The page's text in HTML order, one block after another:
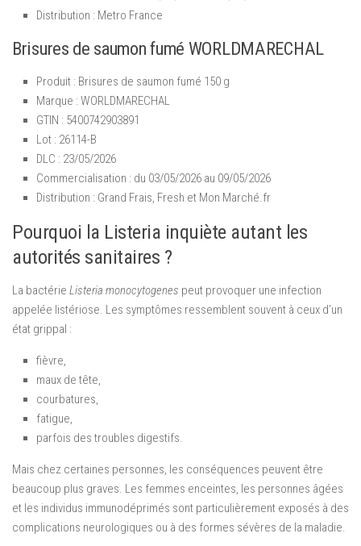
Distribution : Metro France
Brisures de saumon fumé WORLDMARECHAL
Produit : Brisures de saumon fumé 150 g
Marque : WORLDMARECHAL
GTIN : 5400742903891
Lot : 26114-B
DLC : 23/05/2026
Commercialisation : du 03/05/2026 au 09/05/2026
Distribution : Grand Frais, Fresh et Mon Marché.fr
Pourquoi la Listeria inquiète autant les
autorités sanitaires ?
La bactérie Listeria monocytogenes peut provoquer une infection
appelée listériose. Les symptômes ressemblent souvent à ceux d’un
état grippal :
fièvre,
maux de tête,
courbatures,
fatigue,
parfois des troubles digestifs.
Mais chez certaines personnes, les conséquences peuvent être
beaucoup plus graves. Les femmes enceintes, les personnes âgées
et les individus immunodéprimés sont particulièrement exposés à des
complications neurologiques ou à des formes sévères de la maladie.